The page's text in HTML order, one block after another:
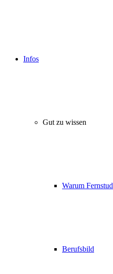
Infos
Gut zu wissen
Warum
Berufsbild